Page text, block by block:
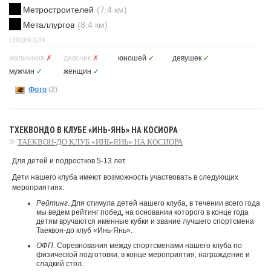
Метростроителей (7.4 км)
Металлургов (8.4 км)
СЕКЦИЯ ДЛЯ
мальчиков ✗ девочек ✗ юношей ✓ девушек ✓
мужчин ✓ женщин ✓
Фото (2)
ТХЕКВОНДО В КЛУБЕ «ИНЬ-ЯНЬ» НА КОСИОРА
ТАЕКВОН-ДО КЛУБ «ИНЬ-ЯНЬ» НА КОСИОРА
Для детей и подростков 5-13 лет.
Дети нашего клуба имеют возможность участвовать в следующих
мероприятиях:
Рейтинг. Для стимула детей нашего клуба, в течении всего года
мы ведем рейтинг побед, на основании которого в конце года
детям вручаются именные кубки и звание лучшего спортсмена
Таеквон-до клуб «Инь-Янь».
ОФП. Соревнования между спортсменами нашего клуба по
физической подготовки, в конце мероприятия, награждение и
сладкий стол.